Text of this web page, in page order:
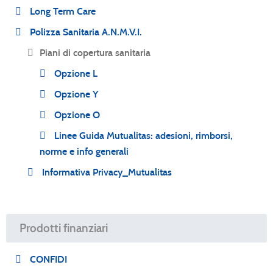
Long Term Care
Polizza Sanitaria A.N.M.V.I.
Piani di copertura sanitaria
Opzione L
Opzione Y
Opzione O
Linee Guida Mutualitas: adesioni, rimborsi,
norme e info generali
Informativa Privacy_Mutualitas
Prodotti finanziari
CONFIDI